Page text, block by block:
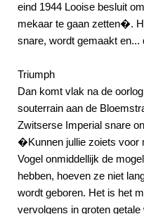
eind 1944 Looise besluit
mekaar te gaan zetten�.
snare, wordt gemaakt en...
Triumph
Dan komt vlak na de
souterrain aan de
Zwitserse Imperial snare
�Kunnen jullie zoiets
Vogel onmiddellijk de
hebben, hoeven ze niet
wordt geboren. Het is het
vervolgens in groten